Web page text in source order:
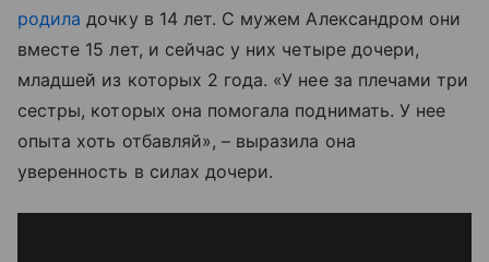
родила дочку в 14 лет. С мужем Александром они
вместе 15 лет, и сейчас у них четыре дочери,
младшей из которых 2 года. «У нее за плечами три
сестры, которых она помогала поднимать. У нее
опыта хоть отбавляй», – выразила она
уверенность в силах дочери.